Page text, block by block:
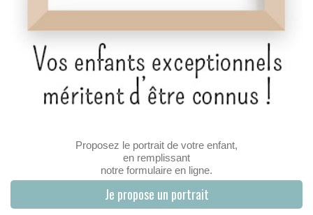
Proposez le portrait de votre enfant,
en remplissant
notre formulaire en ligne.
Je propose un portrait